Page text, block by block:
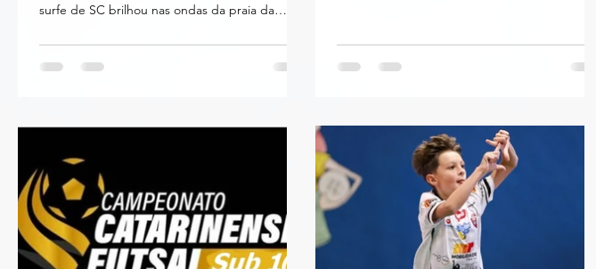
surfe de SC brilhou nas ondas da praia da
praia da Ferrugem recebeu a 6ª etapa do
Circuito Fecasurf de Base 2026 com ondas
metro na série com excelente formação
durante os dois dias de
desenhado. Os grupos O e P reúnem o que há
de melhor nas categorias de base do estado,
traz um misto de campanhas irretocáveis e tim